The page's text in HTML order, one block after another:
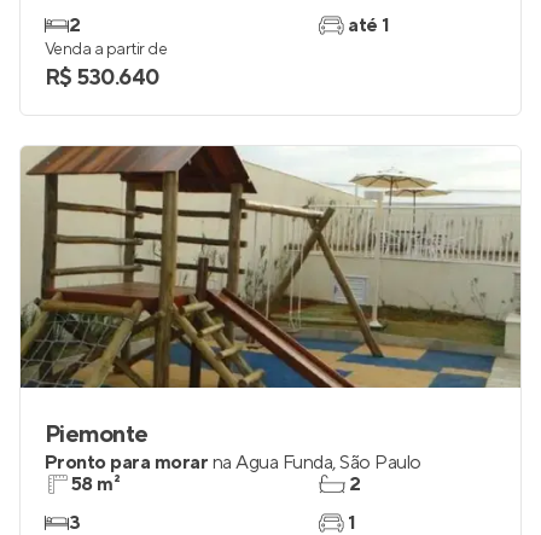
2
até 1
Venda a partir de
R$ 530.640
Piemonte
Pronto para morar na Água Funda,São Paulo
58 m²
3
2
1